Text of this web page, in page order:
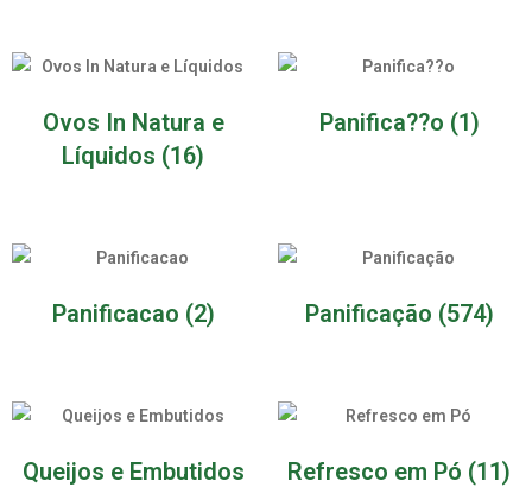
Ovos In Natura e
Líquidos (16)
Panifica??o (1)
Panificacao (2) Panificação (574)
Queijos e Embutidos
Refresco em Pó (11)